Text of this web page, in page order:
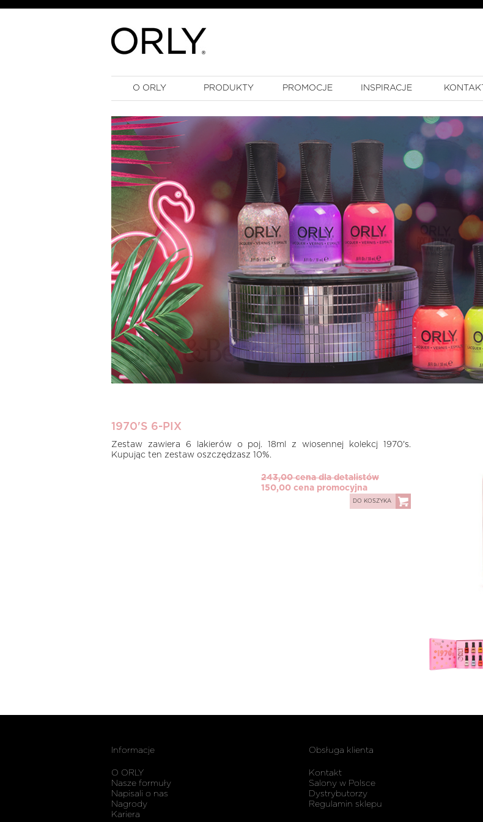
O ORLY PRODUKTY PROMOCJE INSPIRACJE KONTAKT
1970'S 6-PIX
Zestaw zawiera 6 lakierów o poj. 18ml z wiosennej kolekcj 1970's.
Kupując ten zestaw oszczędzasz 10%.
243,00 cena dla detalistów
150,00 cena promocyjna
DO KOSZYKA
Informacje
O ORLY
Nasze formuły
Napisali o nas
Nagrody
Kariera
Obsługa klienta
Kontakt
Salony w Polsce
Dystrybutorzy
Regulamin sklepu